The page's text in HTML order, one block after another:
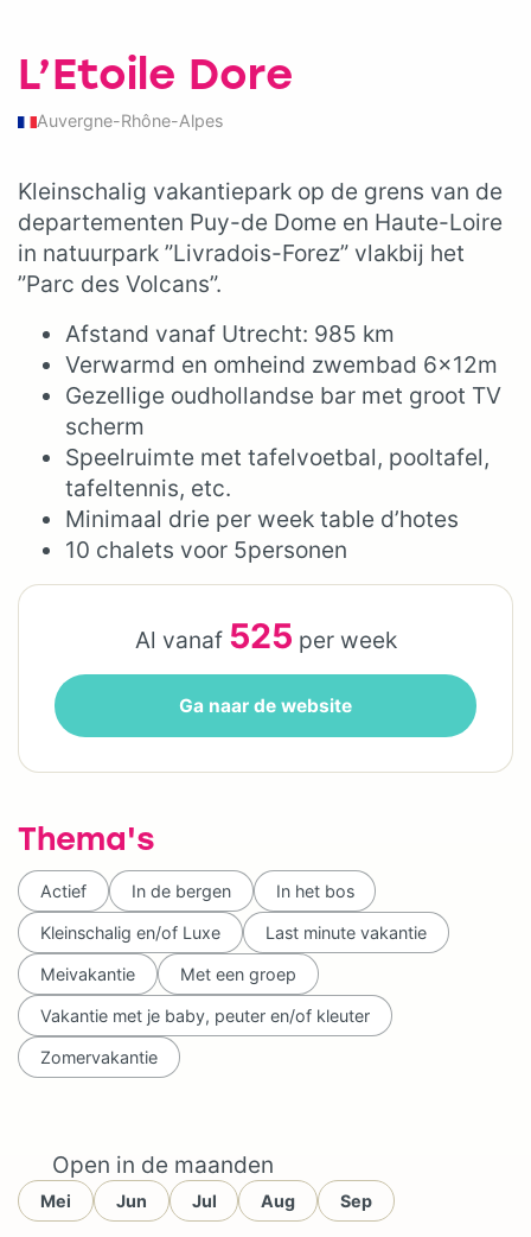
Open in de maanden
Mei Jun Jul Aug Sep
L’Etoile Dore
Auvergne-Rhône-Alpes
Kleinschalig vakantiepark op de grens van de
departementen Puy-de Dome en Haute-Loire
in natuurpark ”Livradois-Forez” vlakbij het
”Parc des Volcans”.
Afstand vanaf Utrecht: 985 km
Verwarmd en omheind zwembad 6x12m
Gezellige oudhollandse bar met groot TV
scherm
Speelruimte met tafelvoetbal, pooltafel,
tafeltennis, etc.
Minimaal drie per week table d’hotes
10 chalets voor 5personen
Al vanaf 525 per week
Ga naar de website
Thema's
Actief In de bergen In het bos
Kleinschalig en/of Luxe Last minute vakantie
Meivakantie Met een groep
Vakantie met je baby, peuter en/of kleuter
Zomervakantie